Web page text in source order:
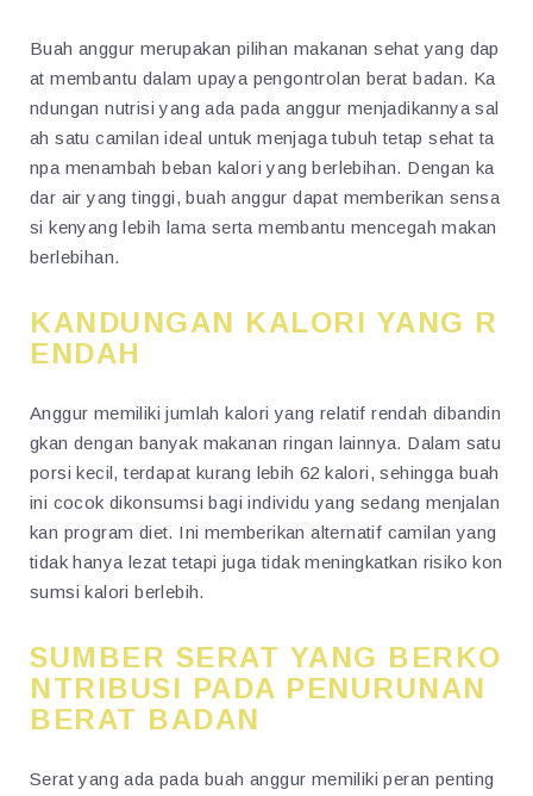
Buah anggur merupakan pilihan makanan sehat yang dap
at membantu dalam upaya pengontrolan berat badan. Ka
ndungan nutrisi yang ada pada anggur menjadikannya sal
ah satu camilan ideal untuk menjaga tubuh tetap sehat ta
npa menambah beban kalori yang berlebihan. Dengan ka
dar air yang tinggi, buah anggur dapat memberikan sensa
si kenyang lebih lama serta membantu mencegah makan
berlebihan.
KANDUNGAN KALORI YANG R
ENDAH
Anggur memiliki jumlah kalori yang relatif rendah dibandin
gkan dengan banyak makanan ringan lainnya. Dalam satu
porsi kecil, terdapat kurang lebih 62 kalori, sehingga buah
ini cocok dikonsumsi bagi individu yang sedang menjalan
kan program diet. Ini memberikan alternatif camilan yang
tidak hanya lezat tetapi juga tidak meningkatkan risiko kon
sumsi kalori berlebih.
SUMBER SERAT YANG BERKO
NTRIBUSI PADA PENURUNAN
BERAT BADAN
Serat yang ada pada buah anggur memiliki peran penting